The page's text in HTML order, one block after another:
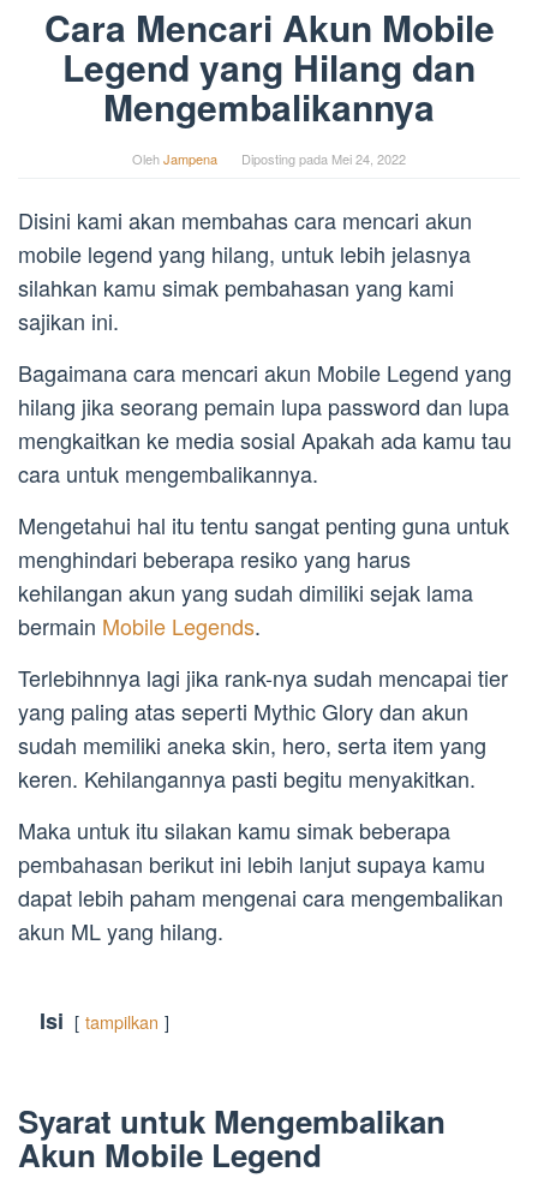
Cara Mencari Akun Mobile
Legend yang Hilang dan
Mengembalikannya
OlehJampena Diposting pada Mei 24, 2022
Disini kami akan membahas cara mencari akun
mobile legend yang hilang, untuk lebih jelasnya
silahkan kamu simak pembahasan yang kami
sajikan ini.
Bagaimana cara mencari akun Mobile Legend yang
hilang jika seorang pemain lupa password dan lupa
mengkaitkan ke media sosial Apakah ada kamu tau
cara untuk mengembalikannya.
Mengetahui hal itu tentu sangat penting guna untuk
menghindari beberapa resiko yang harus
kehilangan akun yang sudah dimiliki sejak lama
bermain Mobile Legends.
Terlebihnnya lagi jika rank-nya sudah mencapai tier
yang paling atas seperti Mythic Glory dan akun
sudah memiliki aneka skin, hero, serta item yang
keren. Kehilangannya pasti begitu menyakitkan.
Maka untuk itu silakan kamu simak beberapa
pembahasan berikut ini lebih lanjut supaya kamu
dapat lebih paham mengenai cara mengembalikan
akun ML yang hilang.
Isi tampilkan
Syarat untuk Mengembalikan
Akun Mobile Legend